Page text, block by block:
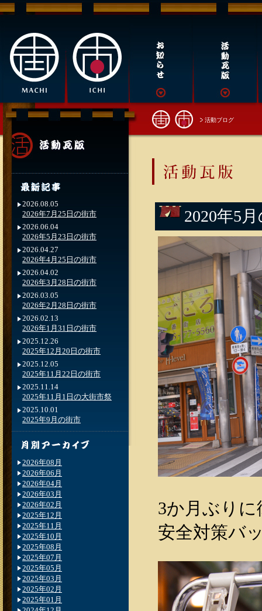
活動ブログ
2020年5
3か月ぶり
安全対策バ
2026.08.05
2026年7月25日の街市
2026.06.04
2026年5月23日の街市
2026.04.27
2026年4月25日の街市
2026.04.02
2026年3月28日の街市
2026.03.05
2026年2月28日の街市
2026.02.13
2026年1月31日の街市
2025.12.26
2025年12月20日の街市
2025.12.05
2025年11月22日の街市
2025.11.14
2025年11月1日の大街市祭
2025.10.01
2025年9月の街市
2026年08月
2026年06月
2026年04月
2026年03月
2026年02月
2025年12月
2025年11月
2025年10月
2025年08月
2025年07月
2025年05月
2025年03月
2025年02月
2025年01月